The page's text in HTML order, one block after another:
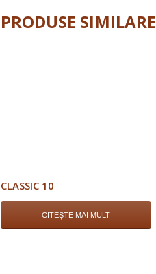
PRODUSE SIMILARE
CLASSIC 10
CITEȘTE MAI MULT